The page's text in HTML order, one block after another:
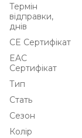
Термін
відправки,
днів
CE Сертифікат
EAC
Сертифікат
Тип
Стать
Сезон
Колір